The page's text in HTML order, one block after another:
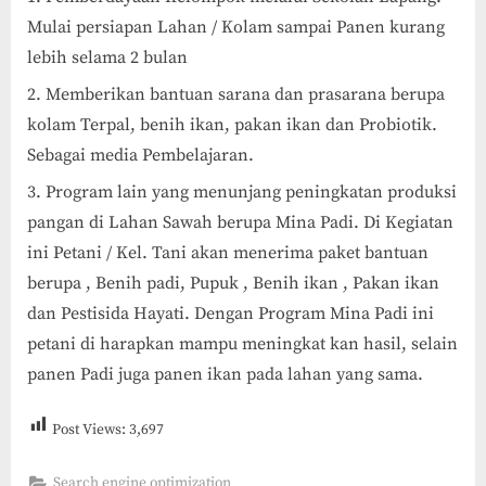
Mulai persiapan Lahan / Kolam sampai Panen kurang
lebih selama 2 bulan
Memberikan bantuan sarana dan prasarana berupa
kolam Terpal, benih ikan, pakan ikan dan Probiotik.
Sebagai media Pembelajaran.
Program lain yang menunjang peningkatan produksi
pangan di Lahan Sawah berupa Mina Padi. Di Kegiatan
ini Petani / Kel. Tani akan menerima paket bantuan
berupa , Benih padi, Pupuk , Benih ikan , Pakan ikan
dan Pestisida Hayati. Dengan Program Mina Padi ini
petani di harapkan mampu meningkat kan hasil, selain
panen Padi juga panen ikan pada lahan yang sama.
Post Views: 3,697